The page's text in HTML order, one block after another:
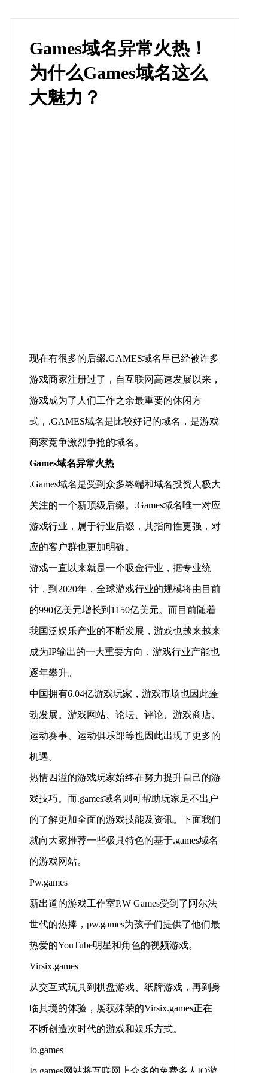
Games域名异常火热！
为什么Games域名这么
大魅力？
现在有很多的后缀.GAMES域名早已经被许多
游戏商家注册过了，自互联网高速发展以来，
游戏成为了人们工作之余最重要的休闲方
式，.GAMES域名是比较好记的域名，是游戏
商家竞争激烈争抢的域名。
Games域名异常火热
.Games域名是受到众多终端和域名投资人极大
关注的一个新顶级后缀。.Games域名唯一对应
游戏行业，属于行业后缀，其指向性更强，对
应的客户群也更加明确。
游戏一直以来就是一个吸金行业，据专业统
计，到2020年，全球游戏行业的规模将由目前
的990亿美元增长到1150亿美元。而目前随着
我国泛娱乐产业的不断发展，游戏也越来越来
成为IP输出的一大重要方向，游戏行业产能也
逐年攀升。
中国拥有6.04亿游戏玩家，游戏市场也因此蓬
勃发展。游戏网站、论坛、评论、游戏商店、
运动赛事、运动俱乐部等也因此出现了更多的
机遇。
热情四溢的游戏玩家始终在努力提升自己的游
戏技巧。而.games域名则可帮助玩家足不出户
的了解更加全面的游戏技能及资讯。下面我们
就向大家推荐一些极具特色的基于.games域名
的游戏网站。
Pw.games
新出道的游戏工作室P.W Games受到了阿尔法
世代的热捧，pw.games为孩子们提供了他们最
热爱的YouTube明星和角色的视频游戏。
Virsix.games
从交互式玩具到棋盘游戏、纸牌游戏，再到身
临其境的体验，屡获殊荣的Virsix.games正在
不断创造次时代的游戏和娱乐方式。
Io.games